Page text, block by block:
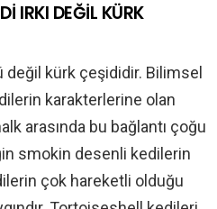
IRKI DEĞİL KÜRK
kürk çeşididir. Bilimsel
karakterlerine olan
arasında bu bağlantı çoğu
smokin desenli kedilerin
çok hareketli olduğu